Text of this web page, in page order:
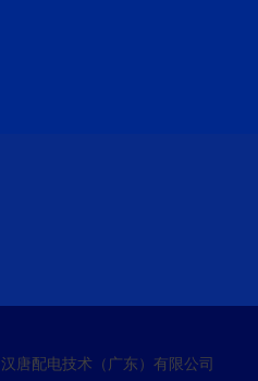
汉唐配电技术（广东）有限公司